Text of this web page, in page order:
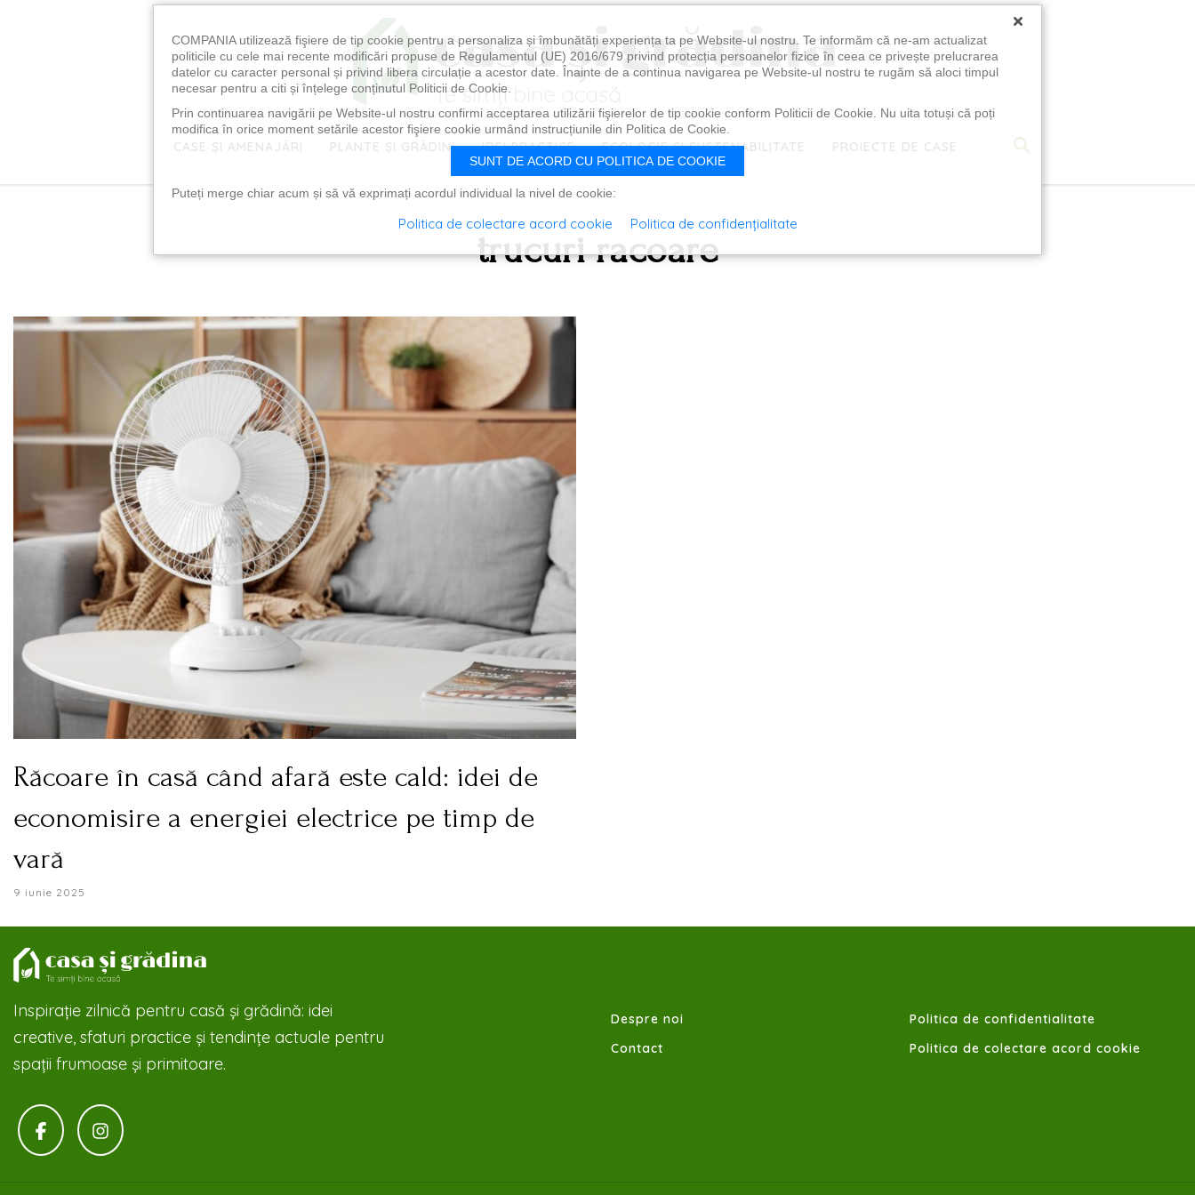
CASE ȘI AMENAJĂRI PLANTE ȘI GRĂDINI IDEI PRACTICE ECOLOGIE ȘI SUSTENABILITATE PROIECTE DE CASE
trucuri racoare
Răcoare în casă când afară este cald: idei de
economisire a energiei electrice pe timp de
vară
9 iunie 2025
Inspirație zilnică pentru casă și grădină: idei
creative, sfaturi practice și tendințe actuale pentru
spații frumoase și primitoare.
Despre noi
Contact
Politica de confidentialitate
Politica de colectare acord cookie
×
COMPANIA utilizează fişiere de tip cookie pentru a personaliza și îmbunătăți experiența ta pe Website-ul nostru. Te informăm că ne-am actualizat
politicile cu cele mai recente modificări propuse de Regulamentul (UE) 2016/679 privind protecția persoanelor fizice în ceea ce privește prelucrarea
datelor cu caracter personal și privind libera circulație a acestor date. Înainte de a continua navigarea pe Website-ul nostru te rugăm să aloci timpul
necesar pentru a citi și înțelege conținutul Politicii de Cookie.
Prin continuarea navigării pe Website-ul nostru confirmi acceptarea utilizării fişierelor de tip cookie conform Politicii de Cookie. Nu uita totuși că poți
modifica în orice moment setările acestor fişiere cookie urmând instrucțiunile din Politica de Cookie.
SUNT DE ACORD CU POLITICA DE COOKIE
Puteți merge chiar acum și să vă exprimați acordul individual la nivel de cookie:
Politica de colectare acord cookie Politica de confidențialitate